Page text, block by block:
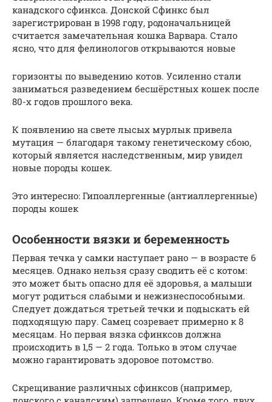
канадского сфинкса. Донской Сфинкс был
зарегистрирован в 1998 году, родоначальницей
считается замечательная кошка Варвара. Стало
ясно, что для фелинологов открываются новые
горизонты по выведению котов. Усиленно стали
заниматься разведением бесшёрстных кошек после
80-х годов прошлого века.
К появлению на свете лысых мурлык привела
мутация — благодаря такому генетическому сбою,
который является наследственным, мир увидел
новые породы кошек.
Это интересно: Гипоаллергенные (антиаллергенные)
породы кошек
Особенности вязки и беременность
Первая течка у самки наступает рано — в возрасте 6
месяцев. Однако нельзя сразу сводить её с котом:
это может быть опасно для её здоровья, а малыши
могут родиться слабыми и нежизнеспособными.
Следует дождаться третьей течки и подыскать ей
подходящую пару. Самец созревает примерно к 8
месяцам. Но первая вязка сфинксов должна
происходить в 1,5 — 2 года. Только в этом случае
можно гарантировать здоровое потомство.
Скрещивание различных сфинксов (например,